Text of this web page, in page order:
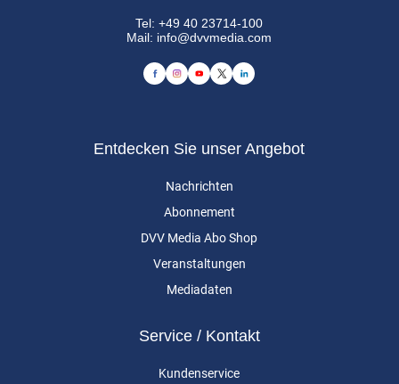
Tel:+49 40 23714-100
Mail: info@dvvmedia.com
Entdecken Sie unser Angebot
Nachrichten
Abonnement
DVV Media Abo Shop
Veranstaltungen
Mediadaten
Service / Kontakt
Kundenservice